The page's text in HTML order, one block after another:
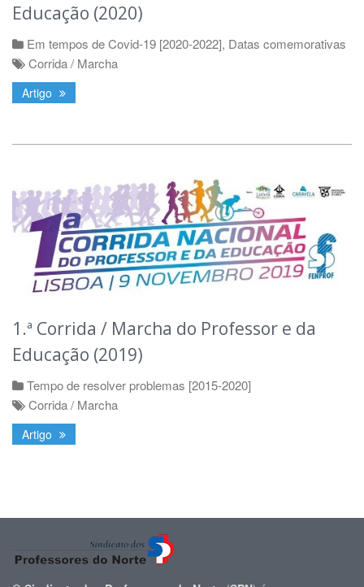
Educação (2020)
Em tempos de Covid-19 [2020-2022], Datas comemorativas
Corrida / Marcha
Artigo
1.ª Corrida / Marcha do Professor e da
Educação (2019)
Tempo de resolver problemas [2015-2020]
Corrida / Marcha
Artigo